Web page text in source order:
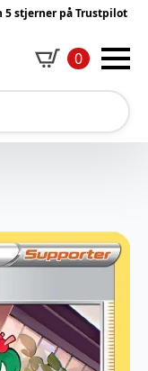
5 stjerner på Trustpilot
0